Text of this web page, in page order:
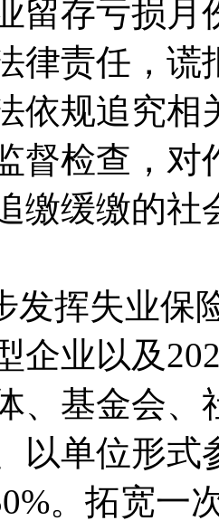
留存亏损月
律责任，谎
依规追究相
督检查，对
缴缓缴的
发挥失业保
企业以及
、基金会
以单位形式
。拓宽一